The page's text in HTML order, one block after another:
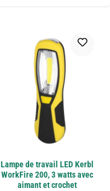
Lampe de travail LED Kerbl
WorkFire 200, 3 watts avec
aimant et crochet